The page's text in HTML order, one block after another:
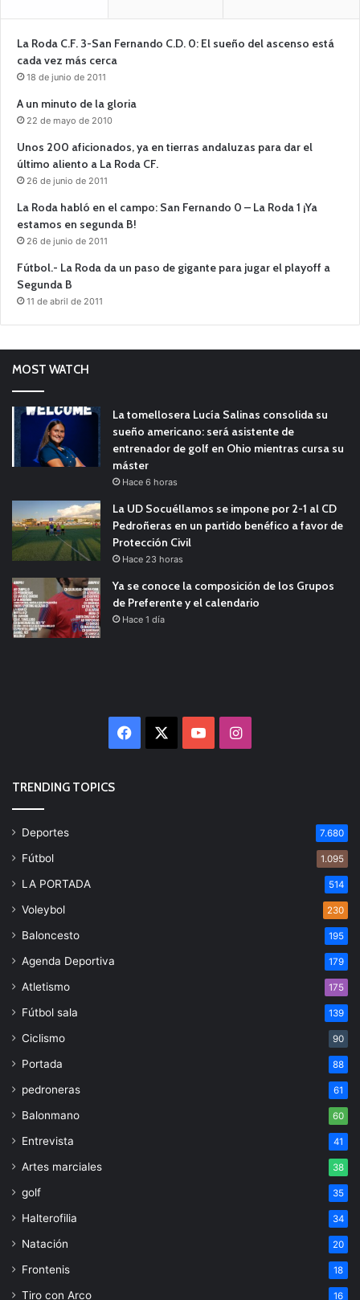
La Roda C.F. 3-San Fernando C.D. 0: El sueño del ascenso está
cada vez más cerca
18 de junio de 2011
A un minuto de la gloria
22 de mayo de 2010
Unos 200 aficionados, ya en tierras andaluzas para dar el
último aliento a La Roda CF.
26 de junio de 2011
La Roda habló en el campo: San Fernando 0 – La Roda 1 ¡Ya
estamos en segunda B!
26 de junio de 2011
Fútbol.- La Roda da un paso de gigante para jugar el playoff a
Segunda B
11 de abril de 2011
MOST WATCH
La tomellosera Lucía Salinas consolida su
sueño americano: será asistente de
entrenador de golf en Ohio mientras cursa su
máster
Hace 6 horas
La UD Socuéllamos se impone por 2-1 al CD
Pedroñeras en un partido benéfico a favor de
Protección Civil
Hace 23 horas
Ya se conoce la composición de los Grupos
de Preferente y el calendario
Hace 1 día
Facebook YouTubeInstagram
TRENDING TOPICS
Deportes 7.680
Fútbol 1.095
LA PORTADA 514
Voleybol 230
Baloncesto 195
Agenda Deportiva 179
Atletismo 175
Fútbol sala 139
Ciclismo 90
Portada 88
pedroneras 61
Balonmano 60
Entrevista 41
Artes marciales 38
golf 35
Halterofilia 34
Natación 20
Frontenis 18
Tiro con Arco 16